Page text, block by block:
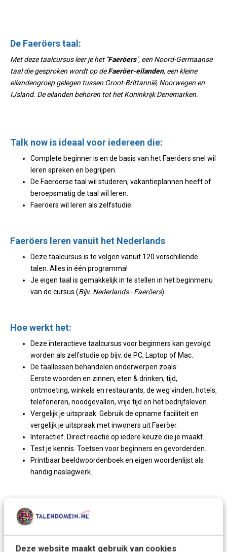
Deze website maakt gebruik van cookies
De Faeröers taal:
Met deze taalcursus leer je het "Faeröers", een Noord-Germaanse
taal die gesproken wordt op deFaeröer-eilanden, een kleine
eilandengroep gelegen tussen Groot-Brittannië, Noorwegen en
IJsland. De eilanden behoren tot het Koninkrijk Denemarken.
Talk now is ideaal voor iedereen die:
Complete beginner is en de basis van het Faeröers snel wil
leren spreken en begrijpen.
De Faeröerse taal wil studeren, vakantieplannen heeft of
beroepsmatig de taal wil leren.
Faeröers wil leren als zelfstudie.
Faeröers leren vanuit het Nederlands
Deze taalcursus is te volgen vanuit 120 verschillende
talen. Alles in één programma!
Je eigen taal is gemakkelijk in te stellen in het beginmenu
van de cursus (Bijv. Nederlands - Faeröers).
Hoe werkt het:
Deze interactieve taalcursus voor beginners kan gevolgd
worden als zelfstudie op bijv. de PC, Laptop of Mac.
De taallessen behandelen onderwerpen zoals:
Eerste woorden en zinnen, eten & drinken, tijd,
ontmoeting, winkels en restaurants, de weg vinden, hotels,
telefoneren, noodgevallen, vrije tijd en het bedrijfsleven.
Vergelijk je uitspraak. Gebruik de opname faciliteit en
vergelijk je uitspraak met inwoners uit Faeröer.
Interactief. Direct reactie op iedere keuze die je maakt.
Test je kennis. Toetsen voor beginners en gevorderden.
Printbaar beeldwoordenboek en eigen woordenlijst als
handig naslagwerk.
Korte specificaties:
De thuiscursus Faeröers wordt geleverd op CD-Rom.
Geen CD-Rom drive? Geen probleem. Je ontvangt in de
verpakking ook een download code, zodat je de taalcursus